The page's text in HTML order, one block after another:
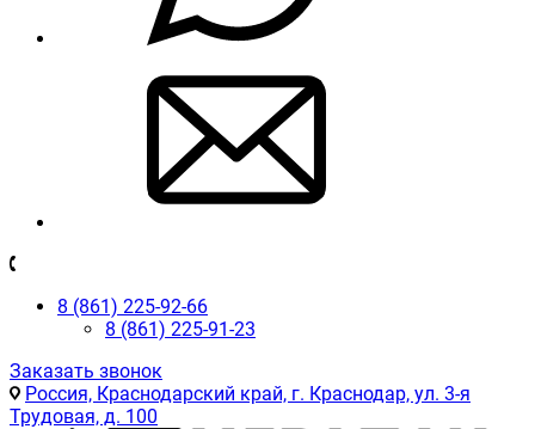
8 (861) 225-92-66
8 (861) 225-91-23
Заказать звонок
Россия, Краснодарский край, г. Краснодар, ул. 3-я
Трудовая, д. 100